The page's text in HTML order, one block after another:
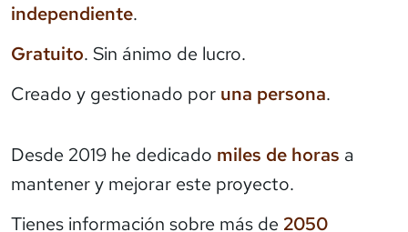
independiente.
Gratuito. Sin ánimo de lucro.
Creado y gestionado por una persona.
Desde 2019 he dedicado miles de horas a
mantener y mejorar este proyecto.
Tienes información sobre más de 2050